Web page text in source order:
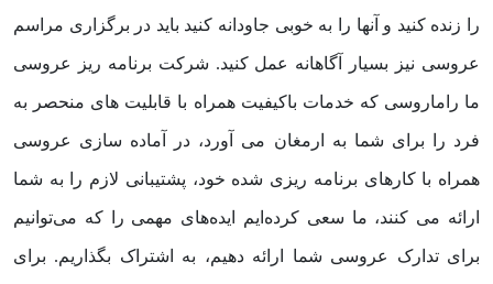
را زنده کنید و آنها را به خوبی جاودانه کنید باید در برگزاری مراسم
عروسی نیز بسیار آگاهانه عمل کنید. شرکت برنامه ریز عروسی
ما راماروسی که خدمات باکیفیت همراه با قابلیت های منحصر به
فرد را برای شما به ارمغان می آورد، در آماده سازی عروسی
همراه با کارهای برنامه ریزی شده خود، پشتیبانی لازم را به شما
ارائه می کنند، ما سعی کرده‌ایم ایده‌های مهمی را که می‌توانیم
برای تدارک عروسی شما ارائه دهیم، به اشتراک بگذاریم. برای